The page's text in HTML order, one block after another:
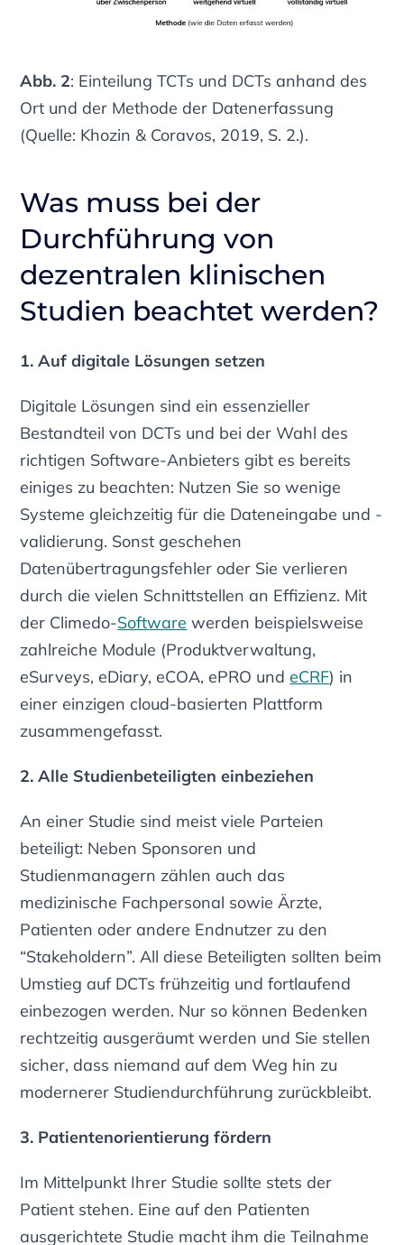
Abb. 2: Einteilung TCTs und DCTs anhand des
Ort und der Methode der Datenerfassung
(Quelle: Khozin & Coravos, 2019, S. 2.).
Was muss bei der
Durchführung von
dezentralen klinischen
Studien beachtet werden?
1. Auf digitale Lösungen setzen
Digitale Lösungen sind ein essenzieller
Bestandteil von DCTs und bei der Wahl des
richtigen Software-Anbieters gibt es bereits
einiges zu beachten: Nutzen Sie so wenige
Systeme gleichzeitig für die Dateneingabe und -
validierung. Sonst geschehen
Datenübertragungsfehler oder Sie verlieren
durch die vielen Schnittstellen an Effizienz. Mit
der Climedo-Software werden beispielsweise
zahlreiche Module (Produktverwaltung,
eSurveys, eDiary, eCOA, ePRO undeCRF) in
einer einzigen cloud-basierten Plattform
zusammengefasst.
2. Alle Studienbeteiligten einbeziehen
An einer Studie sind meist viele Parteien
beteiligt: Neben Sponsoren und
Studienmanagern zählen auch das
medizinische Fachpersonal sowie Ärzte,
Patienten oder andere Endnutzer zu den
“Stakeholdern”. All diese Beteiligten sollten beim
Umstieg auf DCTs frühzeitig und fortlaufend
einbezogen werden. Nur so können Bedenken
rechtzeitig ausgeräumt werden und Sie stellen
sicher, dass niemand auf dem Weg hin zu
modernerer Studiendurchführung zurückbleibt.
3. Patientenorientierung fördern
Im Mittelpunkt Ihrer Studie sollte stets der
Patient stehen. Eine auf den Patienten
ausgerichtete Studie macht ihm die Teilnahme